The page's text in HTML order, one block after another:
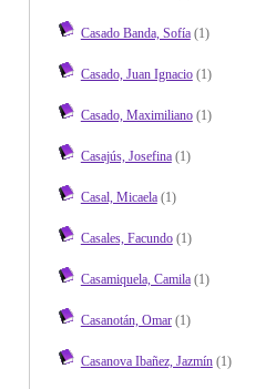
Casado Banda, Sofía(1)
Casado, Juan Ignacio(1)
Casado, Maximiliano(1)
Casajús, Josefina(1)
Casal, Micaela(1)
Casales, Facundo(1)
Casamiquela, Camila(1)
Casanotán, Omar(1)
Casanova Ibañez, Jazmín(1)